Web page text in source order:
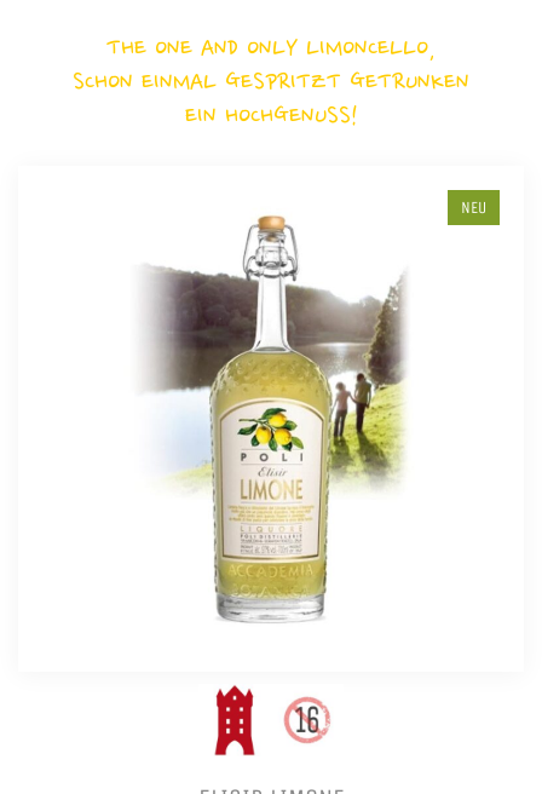
THE ONE AND ONLY LIMONCELLO,
SCHON EINMAL GESPRITZT GETRUNKEN
EIN HOCHGENUSS!
NEU